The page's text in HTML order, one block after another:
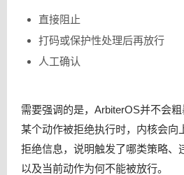
直接阻止
打码或保护性处理后再放行
人工确认
需要强调的是，ArbiterOS并不会
某个动作被拒绝执行时，内核会向
拒绝信息，说明触发了哪类策略、
以及当前动作为何不能被放行。